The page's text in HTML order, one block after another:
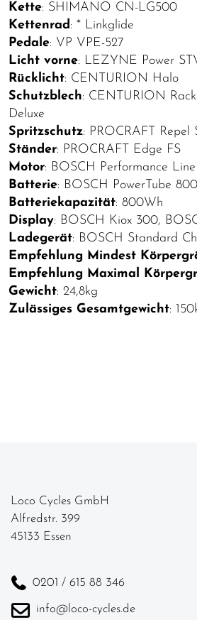
Kette: SHIMANO CN-LG500
Kettenrad: * Linkglide
Pedale: VP VPE-527
Licht vorne: LEZYNE Power
Rücklicht: CENTURION Halo
Schutzblech: CENTURION
Deluxe
Spritzschutz: PROCRAFT Repel
Ständer: PROCRAFT Edge FS
Motor: BOSCH Performance
Batterie: BOSCH PowerTube
Batteriekapazität: 800Wh
Display: BOSCH Kiox 300,
Ladegerät: BOSCH Standard
Empfehlung Mindest
Empfehlung Maximal
Gewicht: 24,8kg
Zulässiges Gesamtgewicht:
Loco Cycles GmbH
Alfredstr. 399
45133 Essen
0201 / 615 88 346
info@loco-cycles.de